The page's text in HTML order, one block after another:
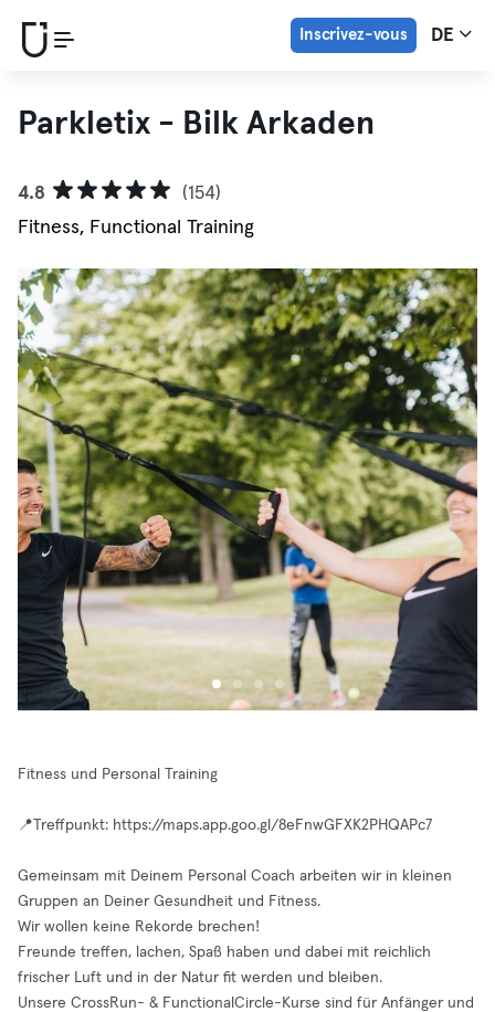
Inscrivez-vous DE
Parkletix - Bilk Arkaden
4.8
(154)
Fitness, Functional Training
Fitness und Personal Training
📍Treffpunkt: https://maps.app.goo.gl/8eFnwGFXK2PHQAPc7
Gemeinsam mit Deinem Personal Coach arbeiten wir in kleinen
Gruppen an Deiner Gesundheit und Fitness.
Wir wollen keine Rekorde brechen!
Freunde treffen, lachen, Spaß haben und dabei mit reichlich
frischer Luft und in der Natur fit werden und bleiben.
Unsere CrossRun- & FunctionalCircle-Kurse sind für Anfänger und